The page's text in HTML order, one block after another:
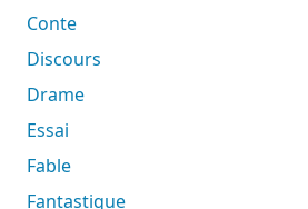
Conte
Discours
Drame
Essai
Fable
Fantastique